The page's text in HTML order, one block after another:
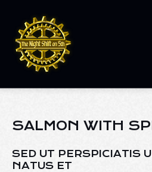
SALMON WITH
SED UT PERSPICIATIS
NATUS ET